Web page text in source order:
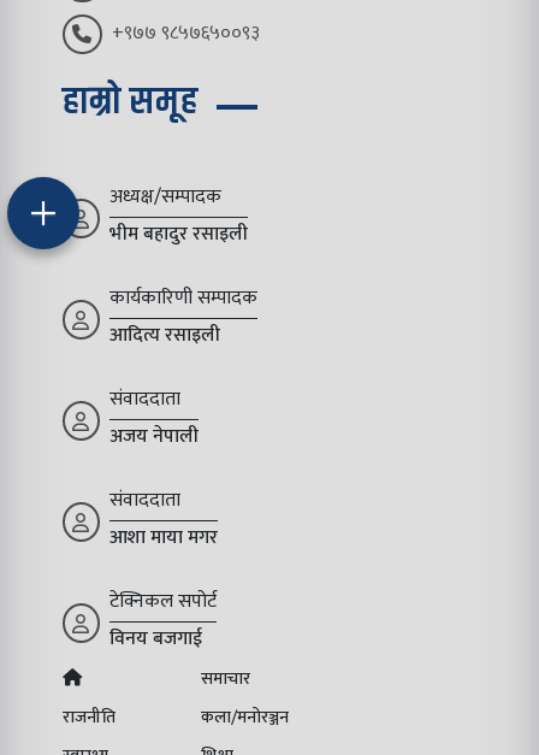
+९७७ ९८५७६५००९३
हाम्रो समूह
अध्यक्ष/सम्पादक
भीम बहादुर रसाइली
कार्यकारिणी सम्पादक
आदित्य रसाइली
संवाददाता
अजय नेपाली
संवाददाता
आशा माया मगर
टेक्निकल सपोर्ट
विनय बजगाई
समाचार
राजनीति
कला/मनोरञ्जन